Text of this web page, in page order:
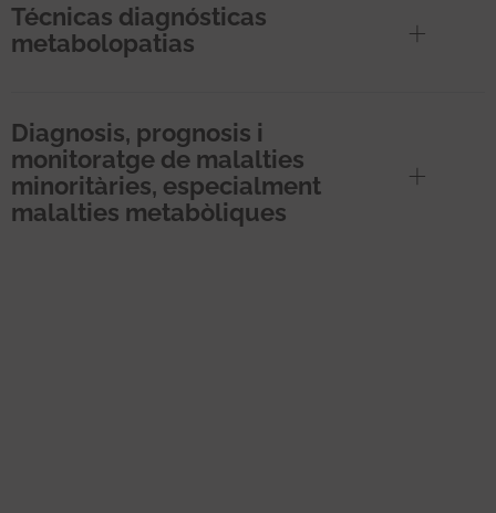
Técnicas diagnósticas
metabolopatias
Diagnosis, prognosis i
monitoratge de malalties
minoritàries, especialment
malalties metabòliques